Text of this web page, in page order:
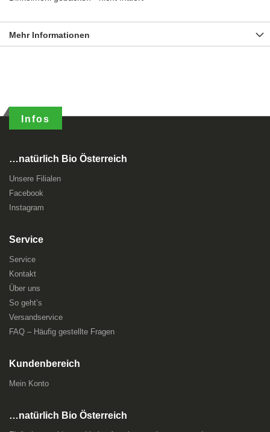
Mehr Informationen
Infos
…natürlich Bio Österreich
Unsere Filialen
Facebook
Instagram
Service
Service
Kontakt
Über uns
So geht’s
Versandservice
FAQ – Häufig gestellte Fragen
Kundenbereich
Mein Konto
…natürlich Bio Österreich